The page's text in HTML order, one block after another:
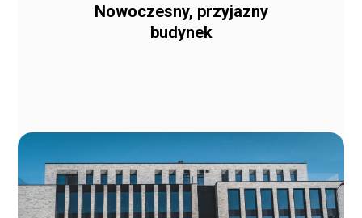
Nowoczesny, przyjazny
budynek